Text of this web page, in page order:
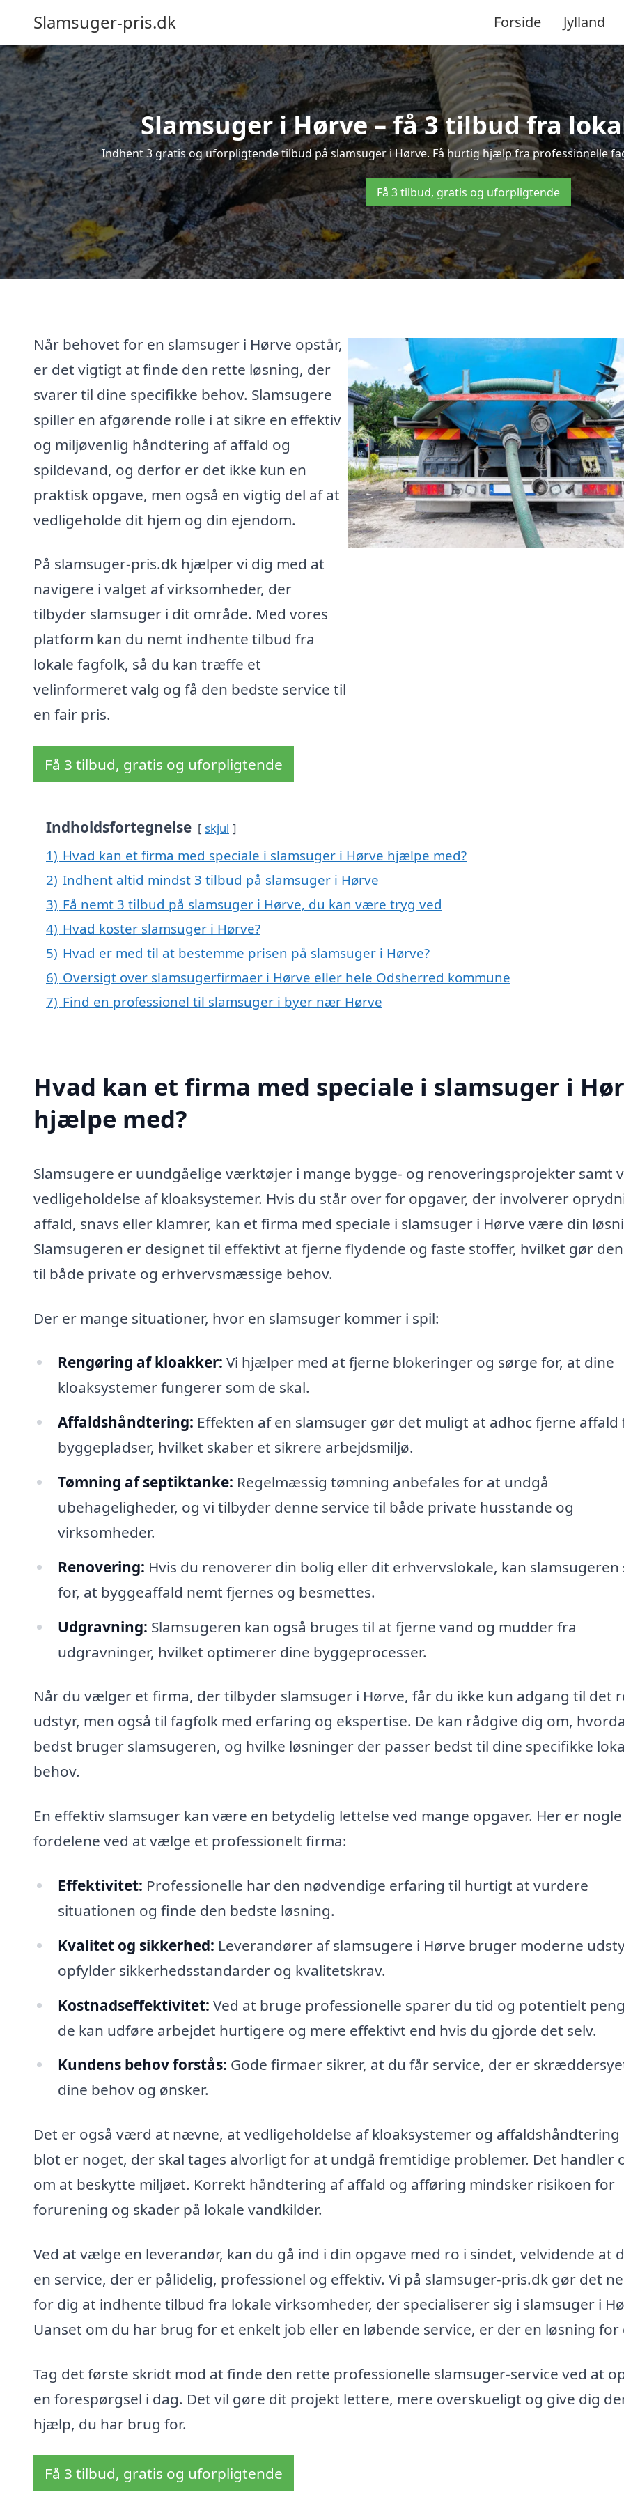
Slamsuger-pris.dk Forside Jylland
Slamsuger i Hørve – få 3 tilbud fra
Indhent 3 gratis og uforpligtende tilbud på slamsuger i Hørve. Få hurtig hjælp fra professionelle
Få 3 tilbud, gratis og uforpligtende
Når behovet for en slamsuger i Hørve opstår,
er det vigtigt at finde den rette løsning, der
svarer til dine specifikke behov. Slamsugere
spiller en afgørende rolle i at sikre en effektiv
og miljøvenlig håndtering af affald og
spildevand, og derfor er det ikke kun en
praktisk opgave, men også en vigtig del af at
vedligeholde dit hjem og din ejendom.
På slamsuger-pris.dk hjælper vi dig med at
navigere i valget af virksomheder, der
tilbyder slamsuger i dit område. Med vores
platform kan du nemt indhente tilbud fra
lokale fagfolk, så du kan træffe et
velinformeret valg og få den bedste service til
en fair pris.
Få 3 tilbud, gratis og uforpligtende
Indholdsfortegnelse skjul
1) Hvad kan et firma med speciale i slamsuger i Hørve hjælpe med?
2) Indhent altid mindst 3 tilbud på slamsuger i Hørve
3) Få nemt 3 tilbud på slamsuger i Hørve, du kan være tryg ved
4) Hvad koster slamsuger i Hørve?
5) Hvad er med til at bestemme prisen på slamsuger i Hørve?
6) Oversigt over slamsugerfirmaer i Hørve eller hele Odsherred kommune
7) Find en professionel til slamsuger i byer nær Hørve
Hvad kan et firma med speciale i slamsuger i
hjælpe med?
Slamsugere er uundgåelige værktøjer i mange bygge- og renoveringsprojekter samt
vedligeholdelse af kloaksystemer. Hvis du står over for opgaver, der involverer
affald, snavs eller klamrer, kan et firma med speciale i slamsuger i Hørve være din
Slamsugeren er designet til effektivt at fjerne flydende og faste stoffer, hvilket gør
til både private og erhvervsmæssige behov.
Der er mange situationer, hvor en slamsuger kommer i spil:
Rengøring af kloakker: Vi hjælper med at fjerne blokeringer og sørge for, at dine
kloaksystemer fungerer som de skal.
Affaldshåndtering: Effekten af en slamsuger gør det muligt at adhoc fjerne affald
byggepladser, hvilket skaber et sikrere arbejdsmiljø.
Tømning af septiktanke: Regelmæssig tømning anbefales for at undgå
ubehageligheder, og vi tilbyder denne service til både private husstande og
virksomheder.
Renovering: Hvis du renoverer din bolig eller dit erhvervslokale, kan slamsugeren
for, at byggeaffald nemt fjernes og besmettes.
Udgravning: Slamsugeren kan også bruges til at fjerne vand og mudder fra
udgravninger, hvilket optimerer dine byggeprocesser.
Når du vælger et firma, der tilbyder slamsuger i Hørve, får du ikke kun adgang til det
udstyr, men også til fagfolk med erfaring og ekspertise. De kan rådgive dig om,
bedst bruger slamsugeren, og hvilke løsninger der passer bedst til dine specifikke
behov.
En effektiv slamsuger kan være en betydelig lettelse ved mange opgaver. Her er
fordelene ved at vælge et professionelt firma:
Effektivitet: Professionelle har den nødvendige erfaring til hurtigt at vurdere
situationen og finde den bedste løsning.
Kvalitet og sikkerhed: Leverandører af slamsugere i Hørve bruger moderne
opfylder sikkerhedsstandarder og kvalitetskrav.
Kostnadseffektivitet: Ved at bruge professionelle sparer du tid og potentielt
de kan udføre arbejdet hurtigere og mere effektivt end hvis du gjorde det selv.
Kundens behov forstås: Gode firmaer sikrer, at du får service, der er
dine behov og ønsker.
Det er også værd at nævne, at vedligeholdelse af kloaksystemer og affaldshåndtering
blot er noget, der skal tages alvorligt for at undgå fremtidige problemer. Det handler
om at beskytte miljøet. Korrekt håndtering af affald og afføring mindsker risikoen for
forurening og skader på lokale vandkilder.
Ved at vælge en leverandør, kan du gå ind i din opgave med ro i sindet, velvidende at
en service, der er pålidelig, professionel og effektiv. Vi på slamsuger-pris.dk gør det
for dig at indhente tilbud fra lokale virksomheder, der specialiserer sig i slamsuger i
Uanset om du har brug for et enkelt job eller en løbende service, er der en løsning for
Tag det første skridt mod at finde den rette professionelle slamsuger-service ved at
en forespørgsel i dag. Det vil gøre dit projekt lettere, mere overskueligt og give dig
hjælp, du har brug for.
Få 3 tilbud, gratis og uforpligtende